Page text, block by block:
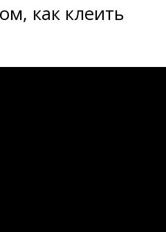
как клеить